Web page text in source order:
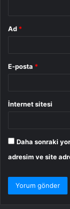
Ad *
E-posta *
İnternet sitesi
Daha sonraki
adresim ve site